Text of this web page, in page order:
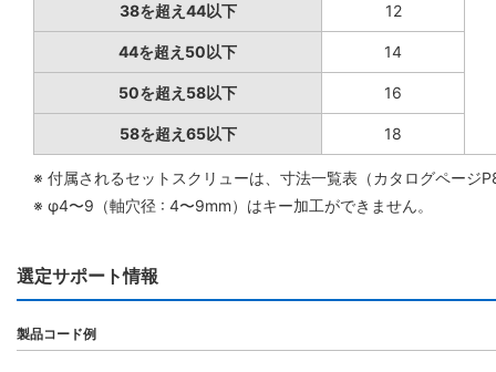
38を超え44以下 12
44を超え50以下 14
50を超え58以下 16
58を超え65以下 18
※ 付属されるセットスクリューは、寸法一覧表（カタログページ
※ φ4〜9（軸穴径 : 4〜9mm）はキー加工ができません。
選定サポート情報
製品コード例